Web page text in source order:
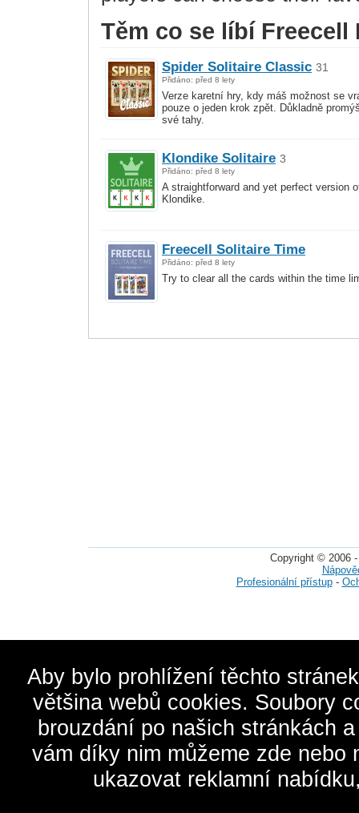
Těm co se líbí Freecell
Spider Solitaire Classic 31
Přidáno: před 8 lety
Verze karetní hry, kdy máš možnost se
pouze o jeden krok zpět. Důkladně
své tahy.
Klondike Solitaire 3
Přidáno: před 8 lety
A straightforward and yet perfect version
Klondike.
Freecell Solitaire Time
Přidáno: před 8 lety
Try to clear all the cards within the time
Copyright © 2006
Profesionální přístup-
Aby bylo prohlížení těchto
většina webů cookies. Soubory
brouzdání po našich stránkách
vám díky nim můžeme zde
ukazovat reklamní